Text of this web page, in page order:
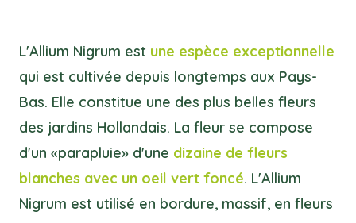
L'Allium Nigrum est une espèce exceptionnelle
qui est cultivée depuis longtemps aux Pays-
Bas. Elle constitue une des plus belles fleurs
des jardins Hollandais. La fleur se compose
d'un «parapluie» d'une dizaine de fleurs
blanches avec un oeil vert foncé. L'Allium
Nigrum est utilisé en bordure, massif, en fleurs